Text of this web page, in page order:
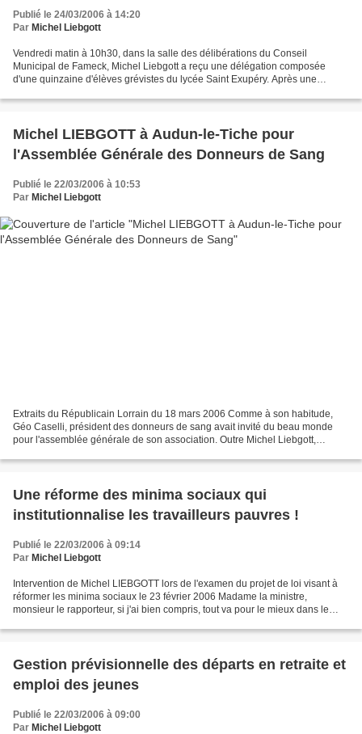
Publié le 24/03/2006 à 14:20
Par Michel Liebgott
Vendredi matin à 10h30, dans la salle des délibérations du Conseil
Municipal de Fameck, Michel Liebgott a reçu une délégation composée
d'une quinzaine d'élèves grévistes du lycée Saint Exupéry. Après une
Michel LIEBGOTT à Audun-le-Tiche pour
l'Assemblée Générale des Donneurs de Sang
Publié le 22/03/2006 à 10:53
Par Michel Liebgott
Extraits du Républicain Lorrain du 18 mars 2006 Comme à son habitude,
Géo Caselli, président des donneurs de sang avait invité du beau monde
pour l'assemblée générale de son association. Outre Michel Liebgott,
Une réforme des minima sociaux qui
institutionnalise les travailleurs pauvres !
Publié le 22/03/2006 à 09:14
Par Michel Liebgott
Intervention de Michel LIEBGOTT lors de l'examen du projet de loi visant à
réformer les minima sociaux le 23 février 2006 Madame la ministre,
monsieur le rapporteur, si j'ai bien compris, tout va pour le mieux dans le
Gestion prévisionnelle des départs en retraite et
emploi des jeunes
Publié le 22/03/2006 à 09:00
Par Michel Liebgott